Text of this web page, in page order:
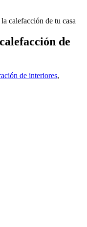
calefacción de tu casa
de
de interiores,